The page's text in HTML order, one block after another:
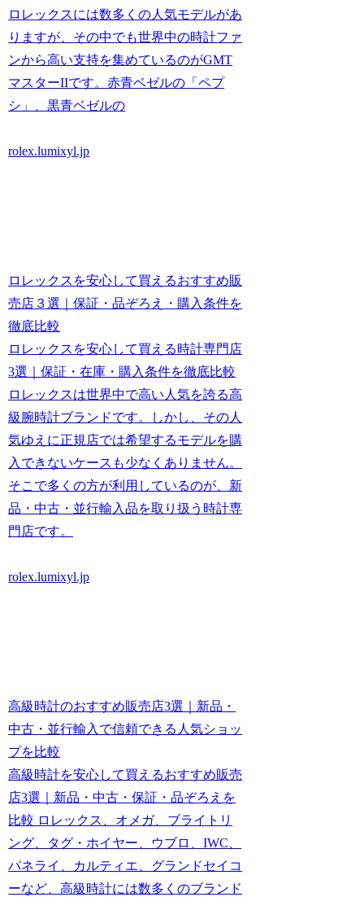
ロレックスには数多くの人気モデルがあ
りますが、その中でも世界中の時計ファ
ンから高い支持を集めているのがGMT
マスターIIです。赤青ベゼルの「ペプ
シ」、黒青ベゼルの
rolex.lumixyl.jp
ロレックスを安心して買えるおすすめ販
売店３選｜保証・品ぞろえ・購入条件を
徹底比較
ロレックスを安心して買える時計専門店
3選｜保証・在庫・購入条件を徹底比較
ロレックスは世界中で高い人気を誇る高
級腕時計ブランドです。しかし、その人
気ゆえに正規店では希望するモデルを購
入できないケースも少なくありません。
そこで多くの方が利用しているのが、新
品・中古・並行輸入品を取り扱う時計専
門店です。
rolex.lumixyl.jp
高級時計のおすすめ販売店3選｜新品・
中古・並行輸入で信頼できる人気ショッ
プを比較
高級時計を安心して買えるおすすめ販売
店3選｜新品・中古・保証・品ぞろえを
比較 ロレックス、オメガ、ブライトリ
ング、タグ・ホイヤー、ウブロ、IWC、
パネライ、カルティエ、グランドセイコ
ーなど、高級時計には数多くのブランド